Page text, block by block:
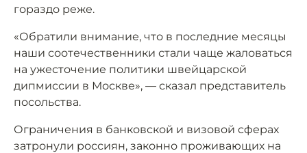
гораздо реже.
«Обратили внимание, что в последние месяцы
наши соотечественники стали чаще жаловаться
на ужесточение политики швейцарской
дипмиссии в Москве», — сказал представитель
посольства.
Ограничения в банковской и визовой сферах
затронули россиян, законно проживающих на